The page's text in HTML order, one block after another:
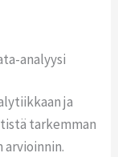
analyysi
ja
tarkemman